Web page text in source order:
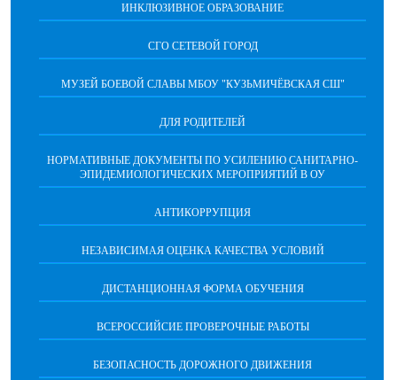
ИНКЛЮЗИВНОЕ ОБРАЗОВАНИЕ
СГО СЕТЕВОЙ ГОРОД
МУЗЕЙ БОЕВОЙ СЛАВЫ МБОУ "КУЗЬМИЧЁВСКАЯ СШ"
ДЛЯ РОДИТЕЛЕЙ
НОРМАТИВНЫЕ ДОКУМЕНТЫ ПО УСИЛЕНИЮ САНИТАРНО-
ЭПИДЕМИОЛОГИЧЕСКИХ МЕРОПРИЯТИЙ В ОУ
АНТИКОРРУПЦИЯ
НЕЗАВИСИМАЯ ОЦЕНКА КАЧЕСТВА УСЛОВИЙ
ДИСТАНЦИОННАЯ ФОРМА ОБУЧЕНИЯ
ВСЕРОССИЙСИЕ ПРОВЕРОЧНЫЕ РАБОТЫ
БЕЗОПАСНОСТЬ ДОРОЖНОГО ДВИЖЕНИЯ